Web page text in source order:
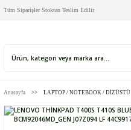
Tüm Siparişler Stoktan Teslim Edilir
Anasayfa LAPTOP / NOTEBOOK / DİZÜSTÜ